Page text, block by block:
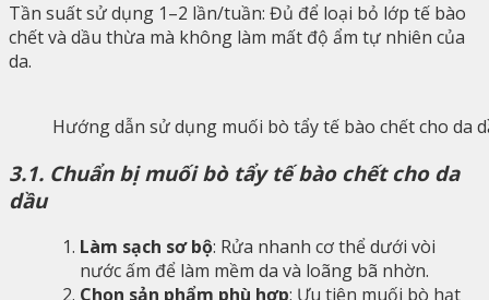
Tần suất sử dụng 1–2 lần/tuần: Đủ để loại bỏ lớp tế bào
chết và dầu thừa mà không làm mất độ ẩm tự nhiên của
da.
Hướng dẫn sử dụng muối bò tẩy tế bào chết cho da
3.1. Chuẩn bị muối bò tẩy tế bào chết cho da
dầu
Làm sạch sơ bộ: Rửa nhanh cơ thể dưới vòi
nước ấm để làm mềm da và loãng bã nhờn.
Chọn sản phẩm phù hợp: Ưu tiên muối bò hạt